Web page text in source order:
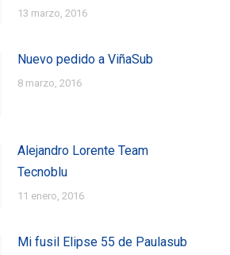
13 marzo, 2016
Nuevo pedido a ViñaSub
8 marzo, 2016
Alejandro Lorente Team
Tecnoblu
11 enero, 2016
Mi fusil Elipse 55 de Paulasub